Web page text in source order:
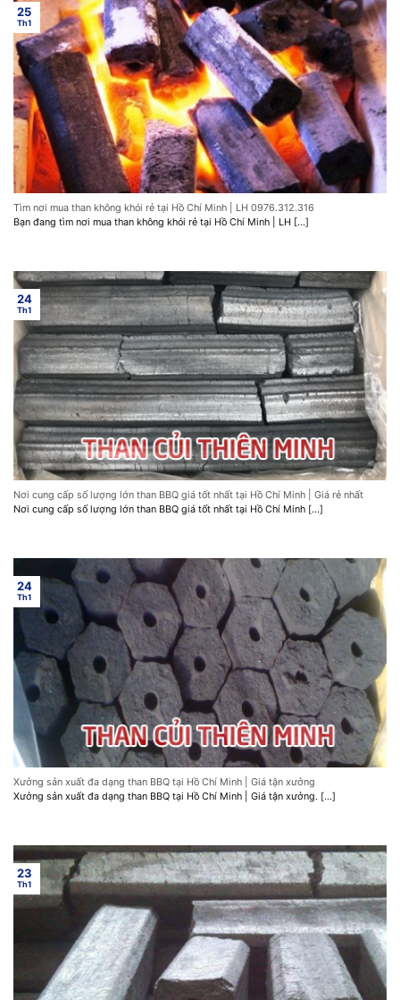
Tìm nơi mua than không khói rẻ tại Hồ Chí Minh | LH 0976.312.316
Bạn đang tìm nơi mua than không khói rẻ tại Hồ Chí Minh | LH [...]
25
Th1
Nơi cung cấp số lượng lớn than BBQ giá tốt nhất tại Hồ Chí Minh | Giá rẻ nhất
Nơi cung cấp số lượng lớn than BBQ giá tốt nhất tại Hồ Chí Minh [...]
24
Th1
Xưởng sản xuất đa dạng than BBQ tại Hồ Chí Minh | Giá tận xưởng
Xưởng sản xuất đa dạng than BBQ tại Hồ Chí Minh | Giá tận xưởng. [...]
24
Th1
23
Th1